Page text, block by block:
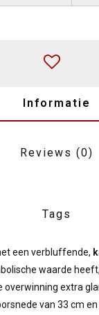
Informatie
Reviews (0)
Tags
een verbluffende,
waarde
overwinning extra
van 33 cm